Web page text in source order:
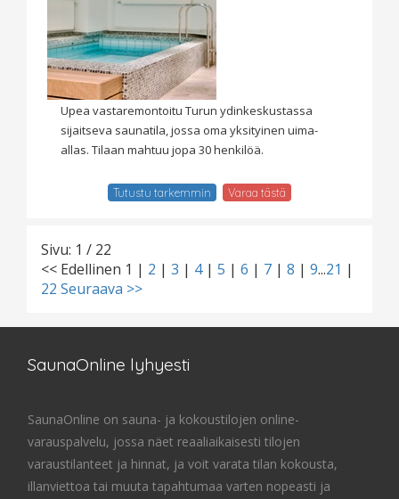
Upea vastaremontoitu Turun ydinkeskustassa
sijaitseva saunatila, jossa oma yksityinen uima-
allas. Tilaan mahtuu jopa 30 henkilöä.
Tutustu tarkemmin Varaa tästä
Sivu: 1 / 22
<< Edellinen 1 | 2 | 3 | 4| 5 | 6 | 7 | 8 | 9...21 |
22 Seuraava >>
SaunaOnline lyhyesti
SaunaOnline on sauna- ja kokoustilojen online-
varauspalvelu, jossa näet reaaliaikaisesti tilojen
varaustilanteet ja hinnat, ja voit varata tilan kokousta,
illanviettoa tai muuta tapahtumaa varten nopeasti ja